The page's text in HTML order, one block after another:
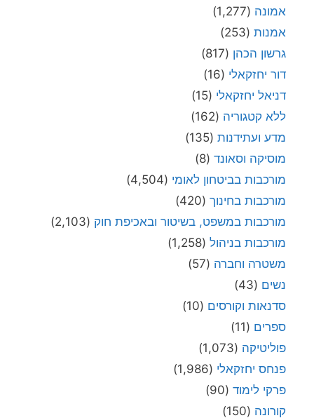
אמונה (1,277)
אמנות (253)
גרשון הכהן (817)
דור יחזקאלי (16)
דניאל יחזקאלי (15)
ללא קטגוריה (162)
מדע ועתידנות (135)
מוסיקה וסאונד (8)
מורכבות בביטחון לאומי (4,504)
מורכבות בחינוך (420)
מורכבות במשפט, בשיטור ובאכיפת חוק (2,103)
מורכבות בניהול (1,258)
משטרה וחברה (57)
נשים (43)
סדנאות וקורסים (10)
ספרים (11)
פוליטיקה (1,073)
פנחס יחזקאלי (1,986)
פרקי לימוד (90)
קורונה (150)